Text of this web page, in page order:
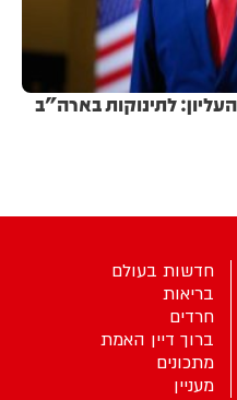
לתינוקות בארה"ב
חדשות בעולם
בריאות
חרדים
ברוך דיין האמת
מתכונים
מעניין